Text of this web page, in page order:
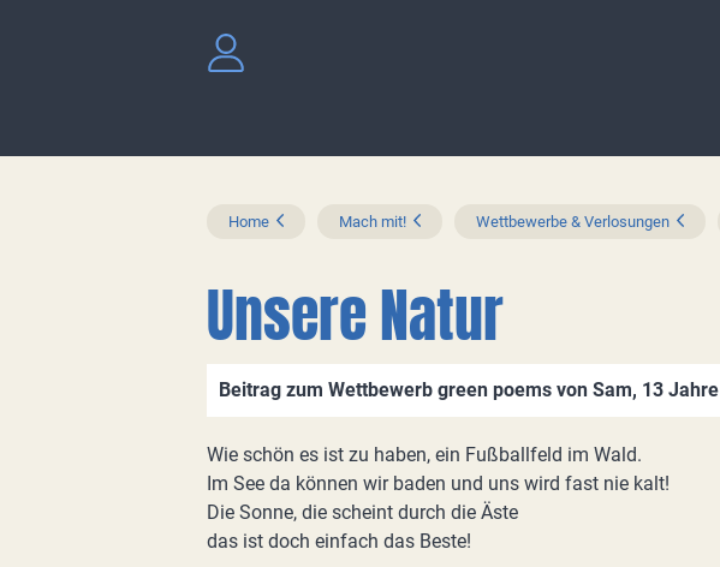
Home Mach mit! Wettbewerbe & Verlosungen
Unsere Natur
Beitrag zum Wettbewerb green poems von Sam, 13 Jahre
Wie schön es ist zu haben, ein Fußballfeld im Wald.
Im See da können wir baden und uns wird fast nie kalt!
Die Sonne, die scheint durch die Äste
das ist doch einfach das Beste!